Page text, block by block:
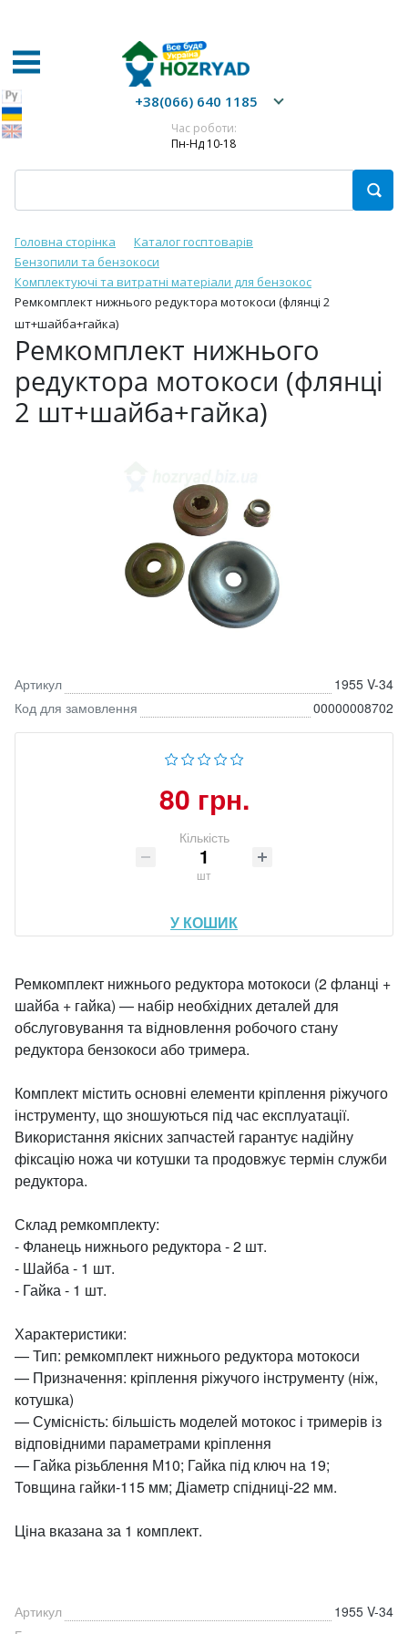
+38(066) 640 1185
Час роботи:
Пн-Нд 10-18
Головна сторінка
Каталог госптоварів
Бензопили та бензокоси
Комплектуючі та витратні матеріали для бензокос
Ремкомплект нижнього редуктора мотокоси (флянці 2
шт+шайба+гайка)
Ремкомплект нижнього
редуктора мотокоси (флянці
2 шт+шайба+гайка)
Артикул
1955 V-34
Код для замовлення
00000008702
80 грн.
Кількість
шт
У КОШИК
Ремкомплект нижнього редуктора мотокоси (2 фланці +
шайба + гайка) — набір необхідних деталей для
обслуговування та відновлення робочого стану
редуктора бензокоси або тримера.
Комплект містить основні елементи кріплення ріжучого
інструменту, що зношуються під час експлуатації.
Використання якісних запчастей гарантує надійну
фіксацію ножа чи котушки та продовжує термін служби
редуктора.
Склад ремкомплекту:
- Фланець нижнього редуктора - 2 шт.
- Шайба - 1 шт.
- Гайка - 1 шт.
Характеристики:
— Тип: ремкомплект нижнього редуктора мотокоси
— Призначення: кріплення ріжучого інструменту (ніж,
котушка)
— Сумісність: більшість моделей мотокос і тримерів із
відповідними параметрами кріплення
— Гайка різьблення М10; Гайка під ключ на 19;
Товщина гайки-115 мм; Діаметр спідниці-22 мм.
Ціна вказана за 1 комплект.
Артикул
1955 V-34